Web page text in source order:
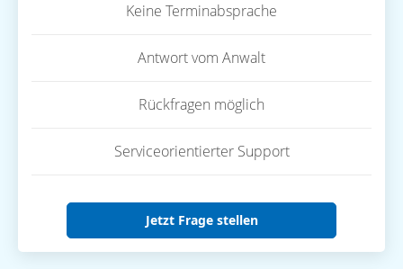
Keine Terminabsprache
Antwort vom Anwalt
Rückfragen möglich
Serviceorientierter Support
Jetzt Frage stellen